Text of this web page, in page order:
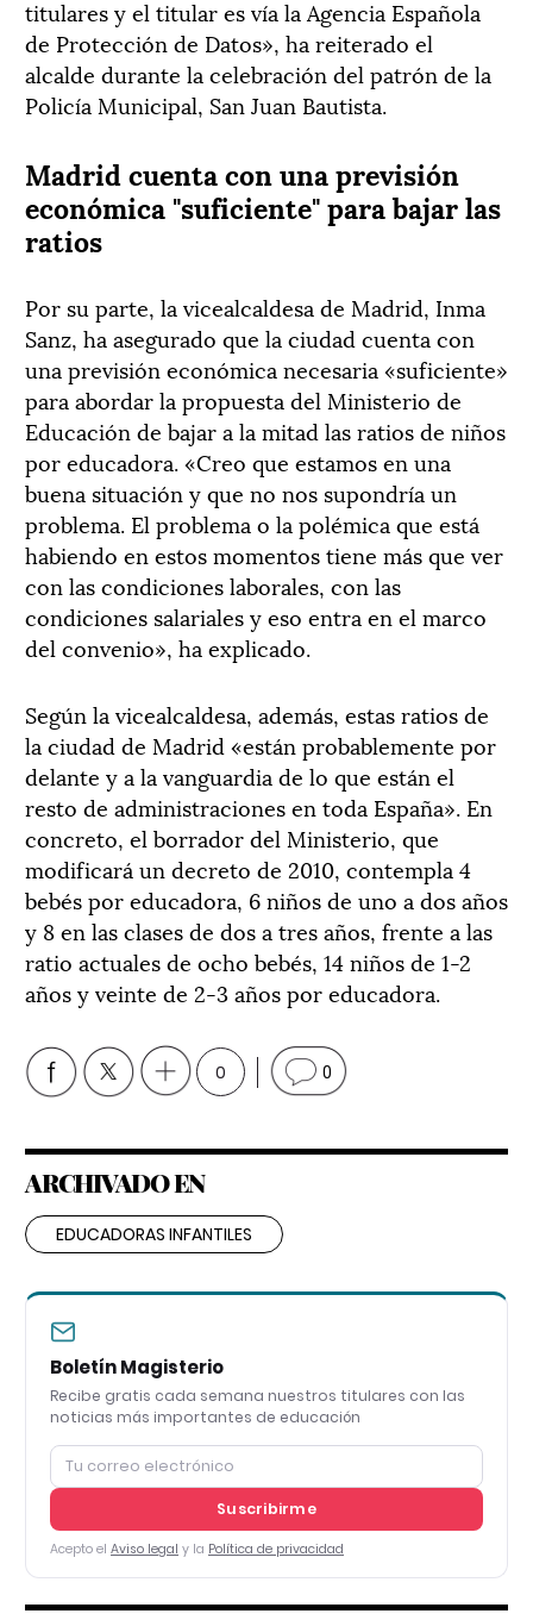
titulares y el titular es vía la Agencia Española
de Protección de Datos», ha reiterado el
alcalde durante la celebración del patrón de la
Policía Municipal, San Juan Bautista.
Madrid cuenta con una previsión
económica "suficiente" para bajar las
ratios
Por su parte, la vicealcaldesa de Madrid, Inma
Sanz, ha asegurado que la ciudad cuenta con
una previsión económica necesaria «suficiente»
para abordar la propuesta del Ministerio de
Educación de bajar a la mitad las ratios de niños
por educadora. «Creo que estamos en una
buena situación y que no nos supondría un
problema. El problema o la polémica que está
habiendo en estos momentos tiene más que ver
con las condiciones laborales, con las
condiciones salariales y eso entra en el marco
del convenio», ha explicado.
Según la vicealcaldesa, además, estas ratios de
la ciudad de Madrid «están probablemente por
delante y a la vanguardia de lo que están el
resto de administraciones en toda España». En
concreto, el borrador del Ministerio, que
modificará un decreto de 2010, contempla 4
bebés por educadora, 6 niños de uno a dos años
y 8 en las clases de dos a tres años, frente a las
ratio actuales de ocho bebés, 14 niños de 1-2
años y veinte de 2-3 años por educadora.
0 0
ARCHIVADO EN
EDUCADORAS INFANTILES
Boletín Magisterio
Recibe gratis cada semana nuestros titulares con las
noticias más importantes de educación
Suscribirme
Acepto el Aviso legal y la Política de privacidad